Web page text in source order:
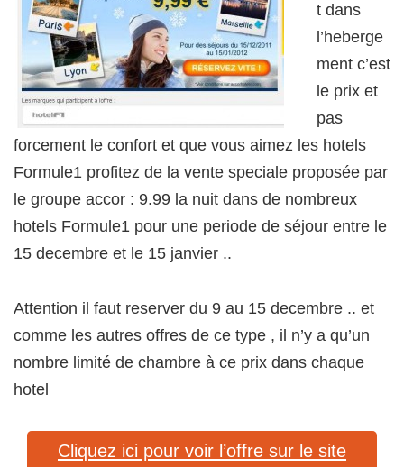
t dans
l’heberge
ment c’est
le prix et
pas
forcement le confort et que vous aimez les hotels
Formule1 profitez de la vente speciale proposée par
le groupe accor : 9.99 la nuit dans de nombreux
hotels Formule1 pour une periode de séjour entre le
15 decembre et le 15 janvier ..
Attention il faut reserver du 9 au 15 decembre .. et
comme les autres offres de ce type , il n’y a qu’un
nombre limité de chambre à ce prix dans chaque
hotel
Cliquez ici pour voir l’offre sur le site